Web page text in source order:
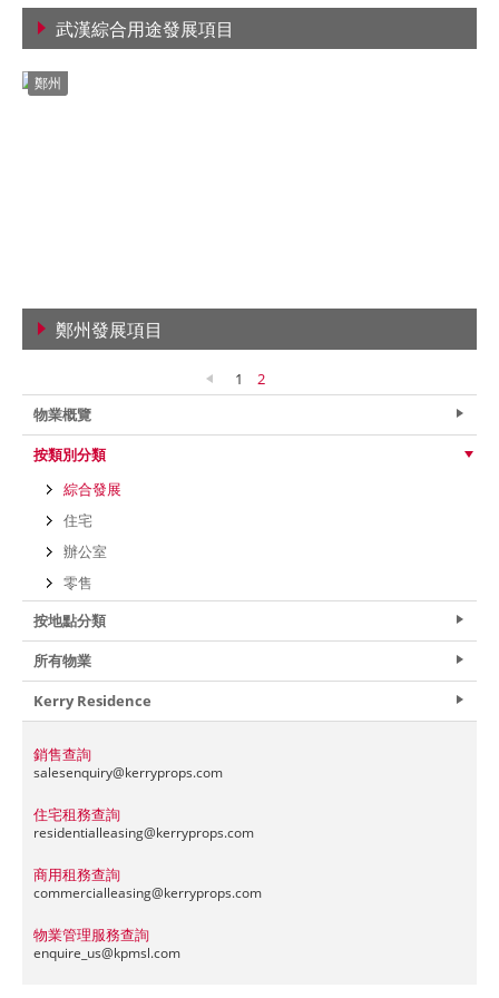
武漢綜合用途發展項目
鄭州
鄭州發展項目
1
2
物業概覽
按類別分類
綜合發展
住宅
辦公室
零售
按地點分類
所有物業
Kerry Residence
銷售查詢
salesenquiry@kerryprops.com
住宅租務查詢
residentialleasing@kerryprops.com
商用租務查詢
commercialleasing@kerryprops.com
物業管理服務查詢
enquire_us@kpmsl.com